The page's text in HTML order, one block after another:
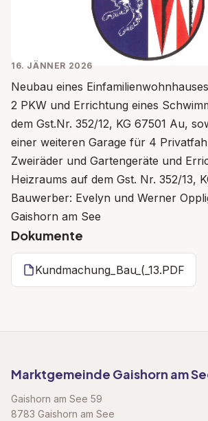
16. JÄNNER 2026
Neubau eines
2 PKW und Errichtung eines
dem Gst.Nr. 352/12, KG 67501 Au,
einer weiteren Garage für 4
Zweiräder und Gartengeräte und
Heizraums auf dem Gst. Nr. 352/13,
Bauwerber: Evelyn und Werner
Gaishorn am See
Dokumente
Kundmachung_Bau_(_13.PDF
Marktgemeinde Gaishorn am
Gaishorn am See 59
8783 Gaishorn am See